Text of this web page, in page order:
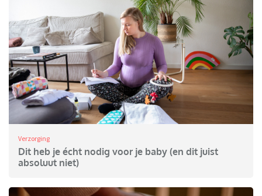
Verzorging
Dit heb je écht nodig voor je baby (en dit juist
absoluut niet)